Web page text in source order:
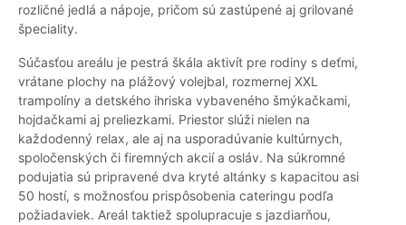
rozličné jedlá a nápoje, pričom sú zastúpené aj grilované
špeciality.
Súčasťou areálu je pestrá škála aktivít pre rodiny s deťmi,
vrátane plochy na plážový volejbal, rozmernej XXL
trampolíny a detského ihriska vybaveného šmýkačkami,
hojdačkami aj preliezkami. Priestor slúži nielen na
každodenný relax, ale aj na usporadúvanie kultúrnych,
spoločenských či firemných akcií a osláv. Na súkromné
podujatia sú pripravené dva kryté altánky s kapacitou asi
50 hostí, s možnosťou prispôsobenia cateringu podľa
požiadaviek. Areál taktiež spolupracuje s jazdiarňou,